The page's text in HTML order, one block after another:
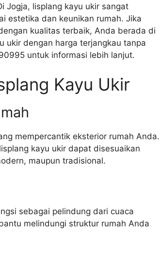
Jogja, lisplang kayu ukir sangat
estetika dan keunikan rumah. Jika
kualitas terbaik, Anda berada di
ukir dengan harga terjangkau tanpa
untuk informasi lebih lanjut.
Kayu Ukir
mempercantik eksterior rumah Anda.
kayu ukir dapat disesuaikan
maupun tradisional.
sebagai pelindung dari cuaca
melindungi struktur rumah Anda